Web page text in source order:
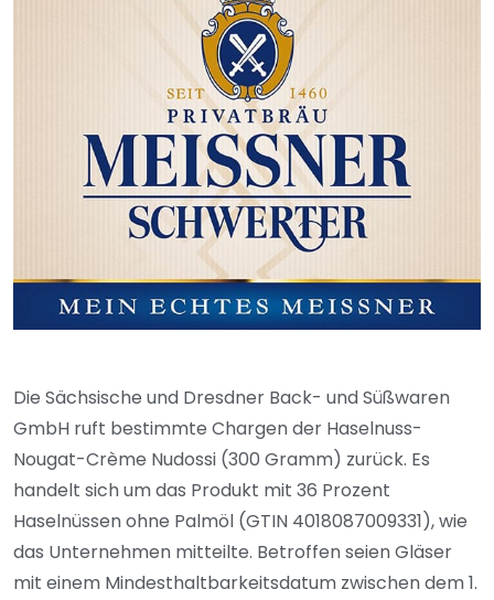
Die Sächsische und Dresdner Back- und Süßwaren
GmbH ruft bestimmte Chargen der Haselnuss-
Nougat-Crème Nudossi (300 Gramm) zurück. Es
handelt sich um das Produkt mit 36 Prozent
Haselnüssen ohne Palmöl (GTIN 4018087009331), wie
das Unternehmen mitteilte. Betroffen seien Gläser
mit einem Mindesthaltbarkeitsdatum zwischen dem 1.